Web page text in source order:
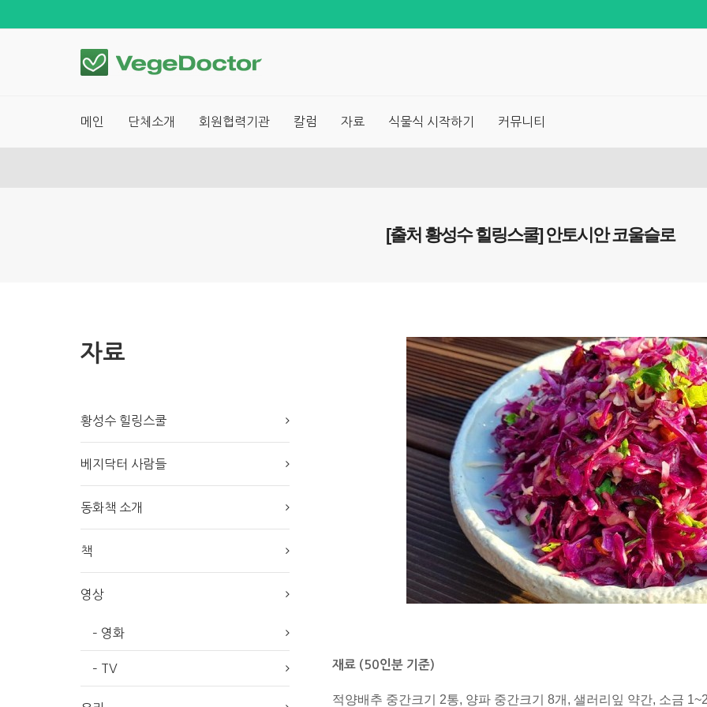
메인 단체소개 회원협력기관 칼럼 자료 식물식 시작하기 커뮤니티
[출처 황성수 힐링스쿨] 안토시안 코울슬로
재료 (50인분 기준)
적양배추 중간크기 2통, 양파 중간크기 8개, 샐러리잎 약간, 소금
자료
황성수 힐링스쿨
베지닥터 사람들
동화책 소개
책
영상
– 영화
– TV